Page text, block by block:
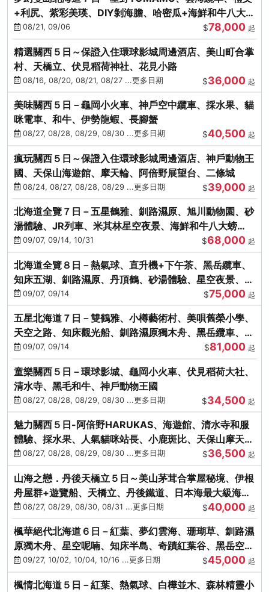
+利尻、紫彩美瑛、DIY剝海膽、哈密瓜+海鮮和牛八大螃
蟹吃到飽
08/21, 09/06 $78,000 起
精選關西５日～保證入住環球影城周邊酒店、美山町合掌
村、天橋立、伏見稻荷神社、花見小路
08/16, 08/20, 08/21, 08/27 ...更多日期 $36,000 起
美味關西５日－龜岡小火車、神戶空中纜車、採水果、貓
咪電車、和牛、伊勢龍蝦、長腳蟹
08/27, 08/28, 08/29, 08/30 ...更多日期 $40,500 起
瘋玩關西５日～保證入住環球影城周邊酒店、神戶動物王
國、天保山海遊館、摩天輪、阿倍野展望台、二條城
08/24, 08/27, 08/28, 08/29 ...更多日期 $39,000 起
北海道全覽７日－五星鶴雅、釧路濕原、旭川動物園、砂
湯體驗、JR列車、米其林星空夜景、海鮮和牛八大螃
蟹、卡哇依熊牧場
09/07, 09/14, 10/31 $68,000 起
北海道全覽８日－熱氣球、直升機+下午茶、黑岳纜車、
知床五湖、釧路濕原、丹頂鶴、砂湯體驗、星空夜景、洞
爺花火、螃蟹懷石料理
09/07, 09/14 $75,000 起
五星北海道７日－雙鶴雅、小樽藝術村、美唄舊榮小學、
天空之路、知床觀光船、釧路濕原獨木舟、黑岳纜車、流
冰硝子館DIY玻璃杯
09/07, 09/14 $81,000 起
童樂關西５日－環球影城、龜岡小火車、伏見稻荷大社、
清水寺、黑毛和牛、神戶動物王國
08/27, 08/28, 08/29, 08/30 ...更多日期 $34,500 起
魅力關西５日-阿倍野HARUKAS、海遊館、清水寺和服
體驗、採水果、人氣貓咪站長、小鹿斑比、天保山摩天
輪、水上巴士
08/27, 08/28, 08/29, 08/30 ...更多日期 $36,500 起
山海之戀．丹後天橋立５日～美山茅茸合掌屋秘境、伊根
舟屋群+遊覽船、天橋立、丹後鐵道、日本海最大級海鮮
市場08/27, 08/29, 08/30, 08/31 ...更多日期 $40,000 起
楓華絕代北海道６日－紅葉、夢幻雲海、珊瑚草、釧路濕
原獨木舟、星空呢喃、知床半島、奇蹟紅葉谷、黑岳空中
纜車、旭山動物園
09/27, 10/02, 10/04, 10/16 ...更多日期 $45,000 起
楓情北海道５日－紅葉、熱氣球、白樺並木、森林精靈小